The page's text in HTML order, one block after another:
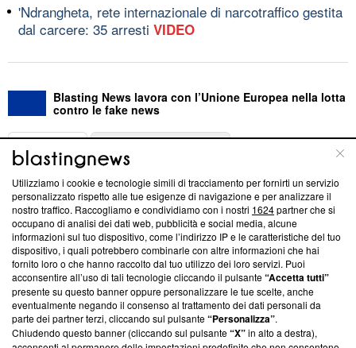
'Ndrangheta, rete internazionale di narcotraffico gestita
dal carcere: 35 arresti VIDEO
Blasting News lavora con l’Unione Europea nella lotta
contro le fake news
ABOUT
Questa sezione offre informazioni trasparenti su Blasting
News, sui nostri processi editoriali e su come ci impegniamo a
creare news di qualità. Inoltre, afferma la nostra aderenza a
‘Trust Project - News with Integrity’Blasting News non è
ancora membro del programma, ma ha richiesto di farne
parte; Trust Project non ha ancora effettuato una verifica di
conformità agli standard.
Su di noi
Utilizziamo i cookie e tecnologie simili di tracciamento per fornirti un servizio
personalizzato rispetto alle tue esigenze di navigazione e per analizzare il
nostro traffico. Raccogliamo e condividiamo con i nostri 1624partner che si
occupano di analisi dei dati web, pubblicità e social media, alcune
informazioni sul tuo dispositivo, come l’indirizzo IP e le caratteristiche del tuo
dispositivo, i quali potrebbero combinarle con altre informazioni che hai
fornito loro o che hanno raccolto dal tuo utilizzo dei loro servizi. Puoi
acconsentire all’uso di tali tecnologie cliccando il pulsante“Accetta tutti”
presente su questo banner oppure personalizzare le tue scelte, anche
eventualmente negando il consenso al trattamento dei dati personali da
parte dei partner terzi, cliccando sul pulsante“Personalizza”.
Chiudendo questo banner (cliccando sul pulsante“X”in alto a destra),